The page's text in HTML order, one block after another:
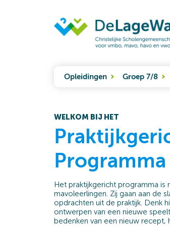
Opleidingen Groep 7/8
WELKOM BIJ HET
Programma
Het praktijkgericht programma is
mavoleerlingen. Zij gaan aan de
opdrachten uit de praktijk. Denk
ontwerpen van een nieuwe
bedenken van een nieuw recept,